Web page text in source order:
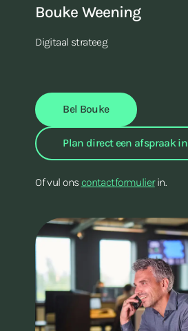
Bouke Weening
Digitaal strateeg
Bel Bouke
Plan direct een afspraak in
Of vul ons contactformulierin.